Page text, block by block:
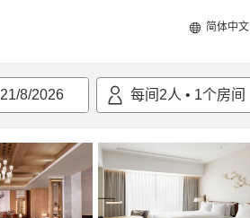
简体中文
21/8/2026 每间 2人 • 1个房间